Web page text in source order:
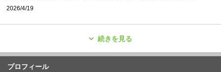
2026/4/19
続きを見る
プロフィール